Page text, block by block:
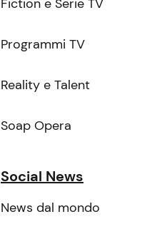
Fiction e Serie TV
Programmi TV
Reality e Talent
Soap Opera
Social News
News dal mondo